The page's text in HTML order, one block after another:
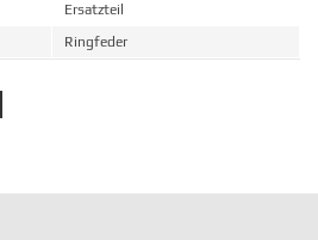
Ersatzteil
Ringfeder